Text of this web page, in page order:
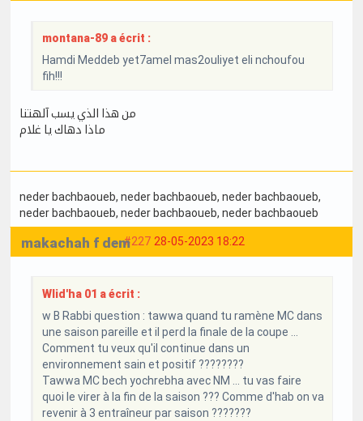
montana-89 a écrit :
Hamdi Meddeb yet7amel mas2ouliyet eli nchoufou
fih!!!
من هذا الذي يسب آلهتنا
ماذا دهاك يا غلام
neder bachbaoueb, neder bachbaoueb, neder bachbaoueb,
neder bachbaoueb, neder bachbaoueb, neder bachbaoueb
#227 28-05-2023 18:22
makachah f dem
Wlid'ha 01 a écrit :
w B Rabbi question : tawwa quand tu ramène MC dans
une saison pareille et il perd la finale de la coupe ...
Comment tu veux qu'il continue dans un
environnement sain et positif ????????
Tawwa MC bech yochrebha avec NM ... tu vas faire
quoi le virer à la fin de la saison ??? Comme d'hab on va
revenir à 3 entraîneur par saison ???????